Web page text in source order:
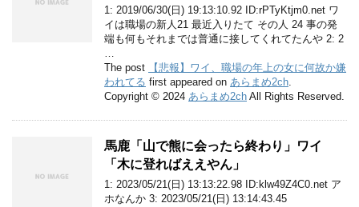
1: 2019/06/30(日) 19:13:10.92 ID:rPTyKtjm0.net ワ
イは職場の新人21 最近入りたて その人 24 事の発
端も何もそれまでは普通に接してくれてたんや 2: 2
The post
【悲報】ワイ、職場の年上の女に何故か嫌
われてる first appeared on あらまめ2ch
Copyright © 2024 あらまめ2ch All Rights Reserved.
馬鹿「山で熊に会ったら終わり」ワイ
「木に登ればええやん」
1: 2023/05/21(日) 13:13:22.98 ID:klw49Z4C0.net ア
ホなんか 3: 2023/05/21(日) 13:14:43.45